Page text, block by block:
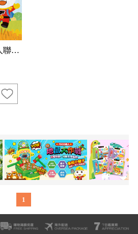
【可夫萊】FOOD超人聯名米果2入組 買再送帆布袋
1